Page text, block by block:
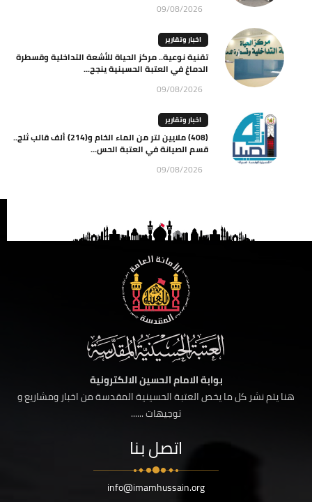
09/08/2026
اخبار وتقارير
تقنية نوعية.. مركز الحياة للأشعة التداخلية وقسطرة
الدماغ في العتبة الحسينية ينجح...
09/08/2026
اخبار وتقارير
(408) ملايين لتر من الماء الخام و(214) ألف قالب ثلج..
قسم الصيانة في العتبة الحس...
09/08/2026
بوابة الامام الحسين الالكترونية
هنا يتم نشر كل ما يخص العتبة الحسينية المقدسة من اخبار ومشاريع و
توجيهات ......
اتصل بنا
info@imamhussain.org